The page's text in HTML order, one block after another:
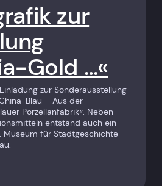
zur
Gold …«
zur Sonderausstellung
Blau – Aus der
Porzellanfabrik«. Neben
entstand auch ein
Museum für Stadtgeschichte